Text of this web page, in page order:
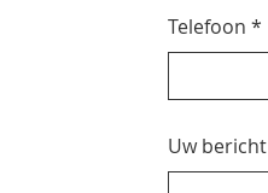
Telefoon
Uw bericht